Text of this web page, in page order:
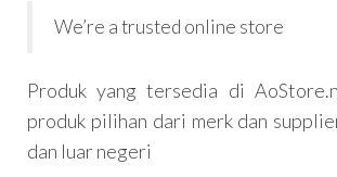
We’re a trusted online store
Produk yang tersedia di
produk pilihan dari merk dan
dan luar negeri